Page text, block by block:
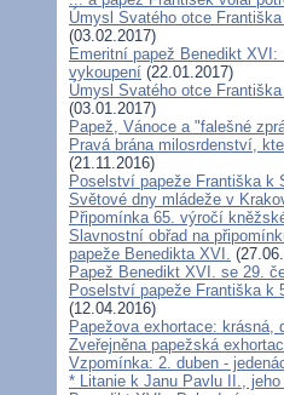
Úmysl Svatého otce
(03.02.2017)
Emeritní papež Benedikt
vykoupení (22.01.2017)
Úmysl Svatého otce
(03.01.2017)
Papež, Vánoce a "falešné
Pravá brána milosrdenství,
(21.11.2016)
Poselství papeže Františka k
Světové dny mládeže v
Připomínka 65. výročí
Slavnostní obřad na
papeže Benedikta XVI.
Papež Benedikt XVI. se 29.
Poselství papeže Františka k
(12.04.2016)
Papežova exhortace: krásná,
Zveřejněna papežská
Vzpomínka: 2. duben -
* Litanie k Janu Pavlu II.,